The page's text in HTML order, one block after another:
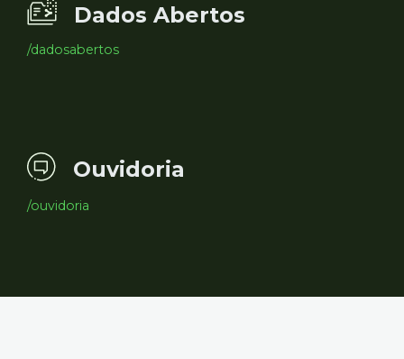
Dados Abertos
/dadosabertos
Ouvidoria
/ouvidoria